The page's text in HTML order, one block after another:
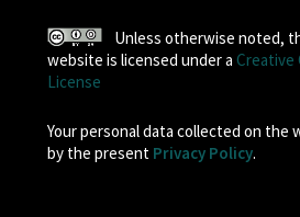
Unless otherwise noted,
website is licensed under a Creative
License
Your personal data collected on the
by the present Privacy Policy.